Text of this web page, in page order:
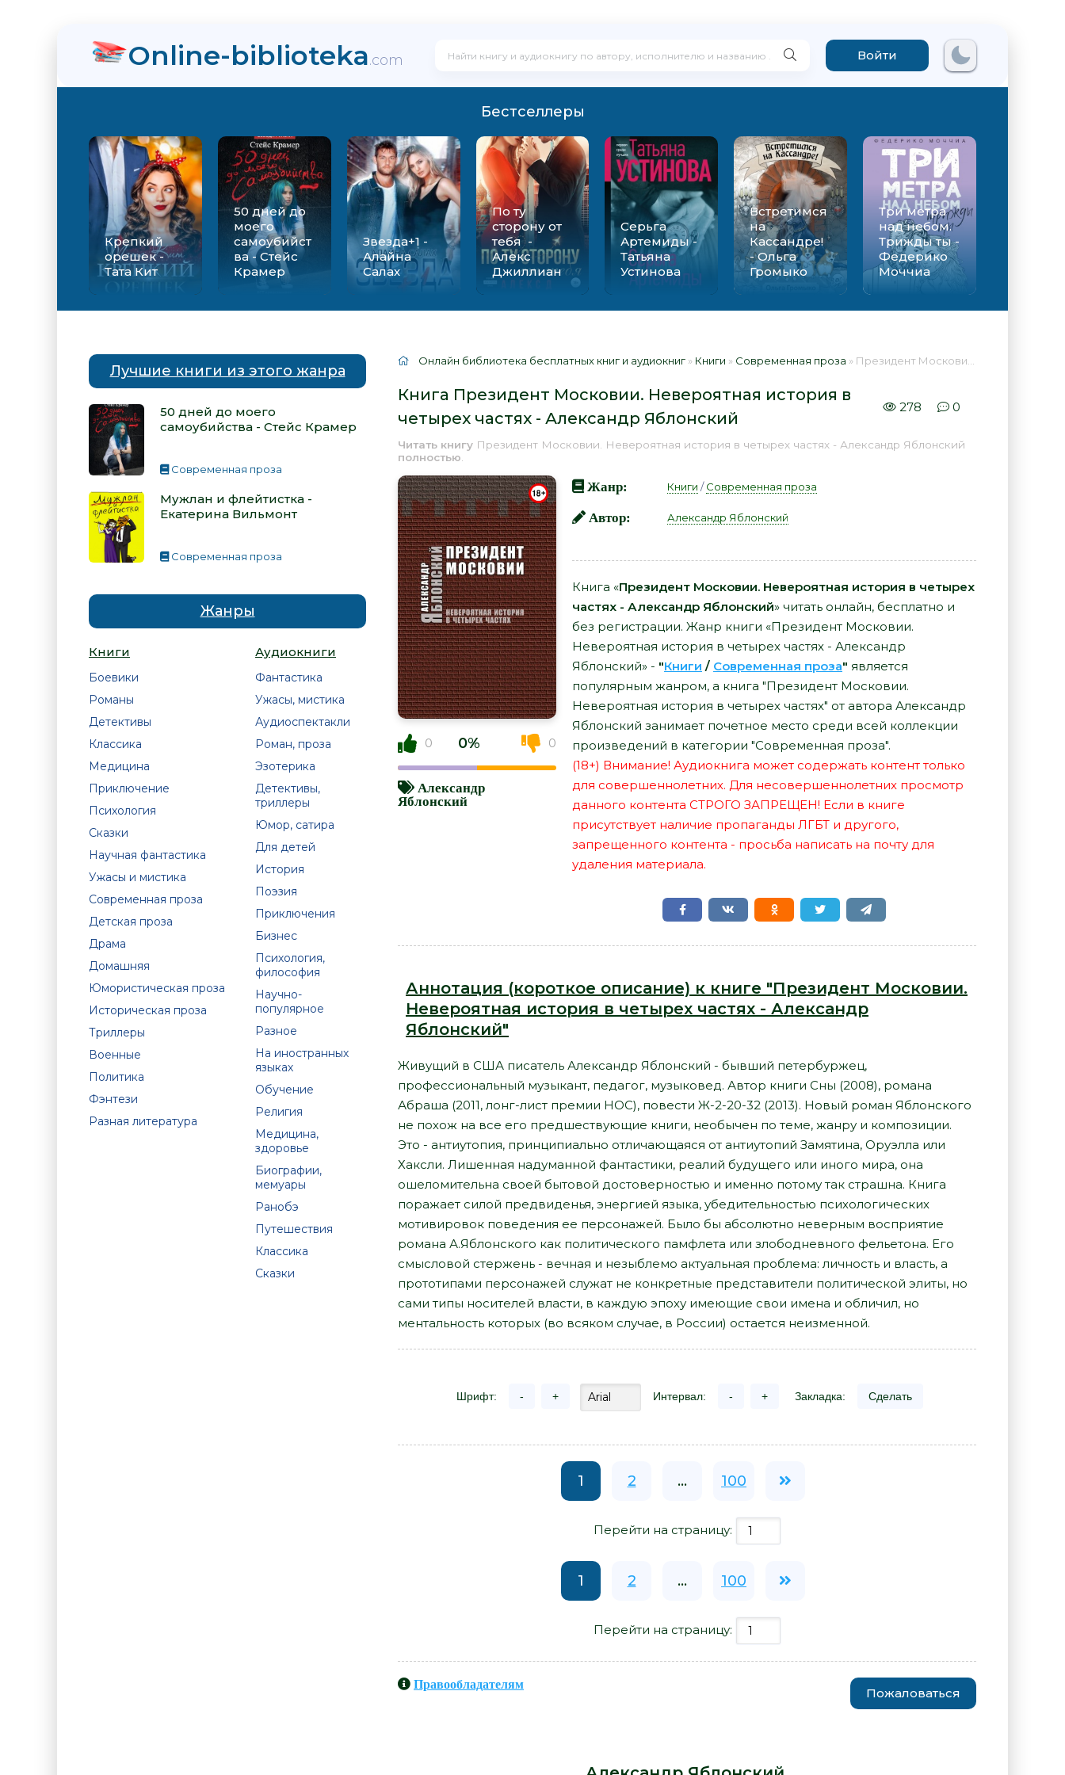
Online-biblioteka.com Войти
Бестселлеры
Крепкий
орешек -
Тата Кит
50 дней до
моего
самоубийст
ва - Стейс
Крамер
Звезда+1 -
Алайна
Салах
По ту
сторону от
тебя -
Алекс
Джиллиан
Серьга
Артемиды -
Татьяна
Устинова
Встретимся
на
Кассандре!
- Ольга
Громыко
Три метра
над небом.
Трижды ты -
Федерико
Моччиа
Лучшие книги из этого жанра
50 дней до моего
самоубийства - Стейс Крамер
Современная проза
Мужлан и флейтистка -
Екатерина Вильмонт
Современная проза
Жанры
Книги
Боевики
Романы
Детективы
Классика
Медицина
Приключение
Психология
Сказки
Научная фантастика
Ужасы и мистика
Современная проза
Детская проза
Драма
Домашняя
Юмористическая проза
Историческая проза
Триллеры
Военные
Политика
Фэнтези
Разная литература
Аудиокниги
Фантастика
Ужасы, мистика
Аудиоспектакли
Роман, проза
Эзотерика
Детективы,
триллеры
Юмор, сатира
Для детей
История
Поэзия
Приключения
Бизнес
Психология,
философия
Научно-
популярное
Разное
На иностранных
языках
Обучение
Религия
Медицина,
здоровье
Биографии,
мемуары
Ранобэ
Путешествия
Классика
Сказки
Онлайн библиотека бесплатных книг и аудиокниг » Книги » Современная проза » Президент Московии. Невероятная история в четырех частях - Александр Яблонский 📕 - Книга онлайн бесплатно
Книга Президент Московии. Невероятная история в
четырех частях - Александр Яблонский
278 0
Читать книгу Президент Московии. Невероятная история в четырех частях - Александр Яблонский
полностью
0 0% 0
Александр
Яблонский
Жанр: Книги /Современная проза
Автор: Александр Яблонский
Книга «Президент Московии. Невероятная история в четырех
частях - Александр Яблонский» читать онлайн, бесплатно и
без регистрации. Жанр книги «Президент Московии.
Невероятная история в четырех частях - Александр
Яблонский» - "Книги / Современная проза" является
популярным жанром, а книга "Президент Московии.
Невероятная история в четырех частях" от автора Александр
Яблонский занимает почетное место среди всей коллекции
произведений в категории "Современная проза".
(18+) Внимание! Аудиокнига может содержать контент только
для совершеннолетних. Для несовершеннолетних просмотр
данного контента СТРОГО ЗАПРЕЩЕН! Если в книге
присутствует наличие пропаганды ЛГБТ и другого,
запрещенного контента - просьба написать на почту для
удаления материала.
Аннотация (короткое описание) к книге "Президент Московии.
Невероятная история в четырех частях - Александр
Яблонский"
Живущий в США писатель Александр Яблонский - бывший петербуржец,
профессиональный музыкант, педагог, музыковед. Автор книги Сны (2008), романа
Абраша (2011, лонг-лист премии НОС), повести Ж-2-20-32 (2013). Новый роман Яблонского
не похож на все его предшествующие книги, необычен по теме, жанру и композиции.
Это - антиутопия, принципиально отличающаяся от антиутопий Замятина, Оруэлла или
Хаксли. Лишенная надуманной фантастики, реалий будущего или иного мира, она
ошеломительна своей бытовой достоверностью и именно потому так страшна. Книга
поражает силой предвиденья, энергией языка, убедительностью психологических
мотивировок поведения ее персонажей. Было бы абсолютно неверным восприятие
романа А.Яблонского как политического памфлета или злободневного фельетона. Его
смысловой стержень - вечная и незыблемо актуальная проблема: личность и власть, а
прототипами персонажей служат не конкретные представители политической элиты, но
сами типы носителей власти, в каждую эпоху имеющие свои имена и обличил, но
ментальность которых (во всяком случае, в России) остается неизменной.
Шрифт: - + Интервал: - + Закладка: Сделать
1 2 ... 100
Перейти на страницу:
1 2 ... 100
Перейти на страницу:
Правообладателям
Пожаловаться
Вильмонт